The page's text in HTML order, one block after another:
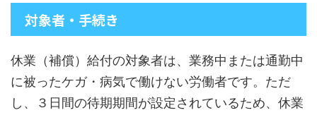
対象者・手続き
休業（補償）給付の対象者は、業務中または通勤中
に被ったケガ・病気で働けない労働者です。ただ
し、３日間の待期期間が設定されているため、休業